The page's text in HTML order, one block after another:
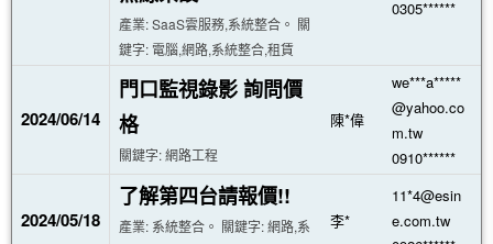
產業: SaaS雲服務,系統整合。 關
鍵字: 電腦,網路,系統整合,租賃
0305******
2024/06/14
門口監視錄影 詢問價
格
關鍵字: 網路工程
陳*偉
we***a*****
@yahoo.co
m.tw
0910******
2024/05/18
了解第四台請報價!!
產業: 系統整合。 關鍵字: 網路,系
李*
11*4@esin
e.com.tw